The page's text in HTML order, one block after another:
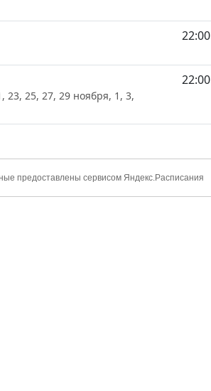
22:00
23, 25, 27, 29 ноября, 1, 3,
22:00
предоставлены сервисом Яндекс.Расписания